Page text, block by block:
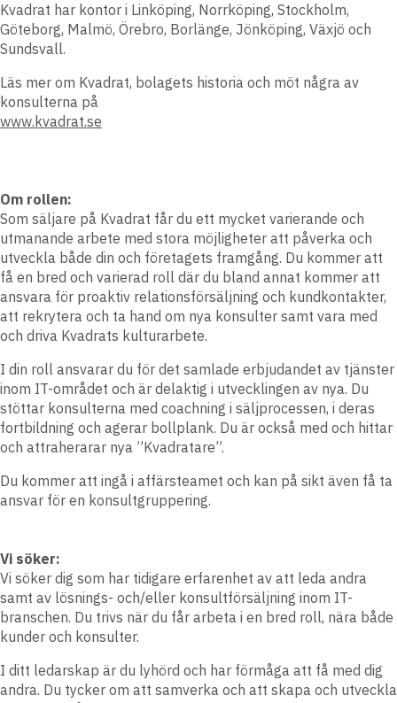
Kvadrat har kontor i Linköping, Norrköping, Stockholm,
Göteborg, Malmö, Örebro, Borlänge, Jönköping, Växjö och
Sundsvall.
Läs mer om Kvadrat, bolagets historia och möt några av
konsulterna på
www.kvadrat.se
Om rollen:
Som säljare på Kvadrat får du ett mycket varierande och
utmanande arbete med stora möjligheter att påverka och
utveckla både din och företagets framgång. Du kommer att
få en bred och varierad roll där du bland annat kommer att
ansvara för proaktiv relationsförsäljning och kundkontakter,
att rekrytera och ta hand om nya konsulter samt vara med
och driva Kvadrats kulturarbete.
I din roll ansvarar du för det samlade erbjudandet av tjänster
inom IT-området och är delaktig i utvecklingen av nya. Du
stöttar konsulterna med coachning i säljprocessen, i deras
fortbildning och agerar bollplank. Du är också med och hittar
och attraherarar nya ”Kvadratare”.
Du kommer att ingå i affärsteamet och kan på sikt även få ta
ansvar för en konsultgruppering.
Vi söker:
Vi söker dig som har tidigare erfarenhet av att leda andra
samt av lösnings- och/eller konsultförsäljning inom IT-
branschen. Du trivs när du får arbeta i en bred roll, nära både
kunder och konsulter.
I ditt ledarskap är du lyhörd och har förmåga att få med dig
andra. Du tycker om att samverka och att skapa och utveckla